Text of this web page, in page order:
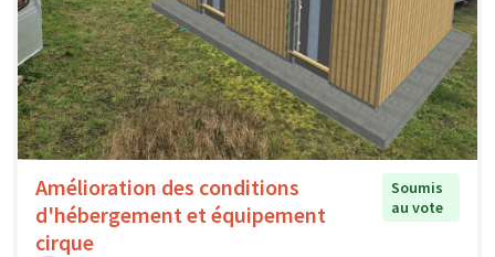
Amélioration des conditions
d'hébergement et équipement
cirque
Soumis
au vote